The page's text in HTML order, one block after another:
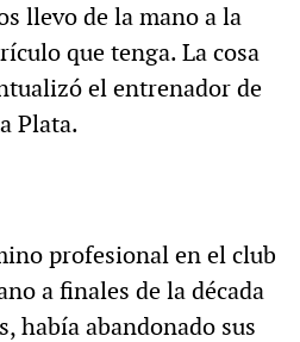
llevo de la mano a la
que tenga. La cosa
el entrenador de
Plata.
profesional en el club
a finales de la década
había abandonado sus